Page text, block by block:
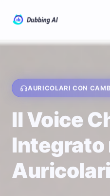
AURICOLARI CON
Il Voice
Integrato
Auricolari